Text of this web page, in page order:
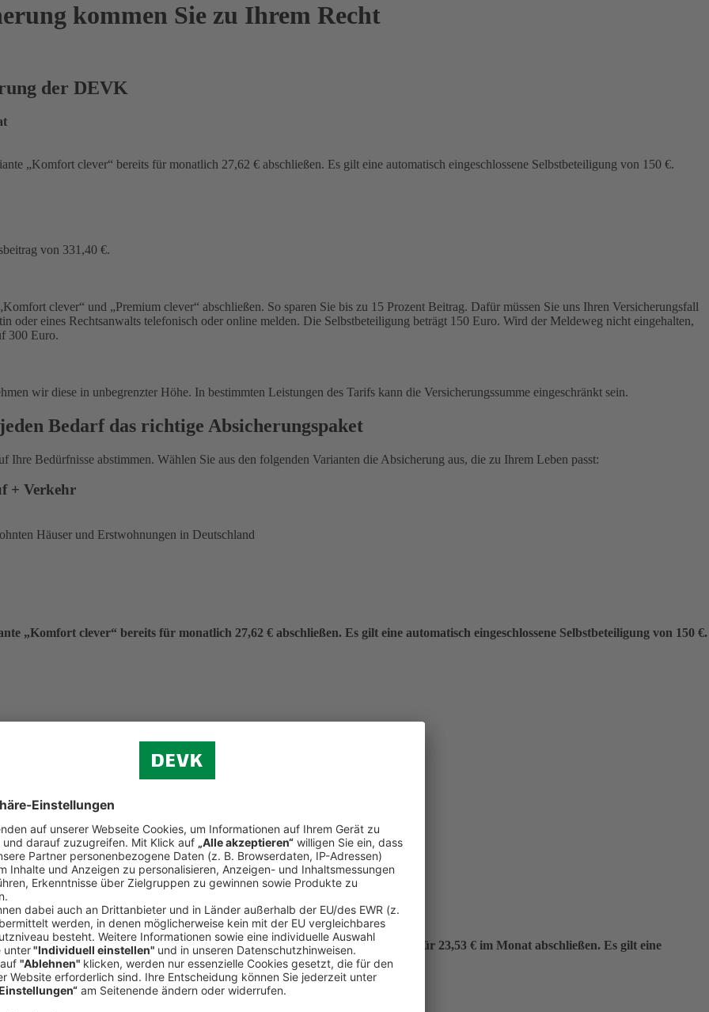
kommen Sie zu Ihrem Recht
der DEVK
„Komfort clever“ bereits für monatlich 27,62 € abschließen. Es gilt eine automatisch eingeschlossene Selbstbeteiligung von 150 €.
von 331,40 €.
clever“ und „Premium clever“ abschließen. So sparen Sie bis zu 15 Prozent Beitrag. Dafür müssen Sie uns Ihren Versicherungsfall
oder eines Rechtsanwalts telefonisch oder online melden. Die Selbstbeteiligung beträgt 150 Euro. Wird der Meldeweg nicht eingehalten,
300 Euro.
wir diese in unbegrenzter Höhe. In bestimmten Leistungen des Tarifs kann die Versicherungssumme eingeschränkt sein.
Bedarf das richtige Absicherungspaket
Ihre Bedürfnisse abstimmen. Wählen Sie aus den folgenden Varianten die Absicherung aus, die zu Ihrem Leben passt:
+ Verkehr
Häuser und Erstwohnungen in Deutschland
„Komfort clever“ bereits für monatlich 27,62 € abschließen. Es gilt eine automatisch eingeschlossene Selbstbeteiligung von 150 €.
von 331,40 €.
(ohne Verkehr)
Reiserecht
Bereich (Premium-Schutz)
tätiger Single in der Service-Tarif-Variante „Komfort clever“ bereits für 23,53 € im Monat abschließen. Es gilt eine
für einen Monatsbeitrag von 23,53 €: